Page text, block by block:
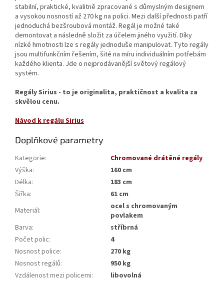
stabilní, praktické, kvalitně zpracované s důmyslným designem
a vysokou nosností až 270 kg na polici. Mezi další přednosti patří
jednoduchá bezšroubová montáž. Regál je možné také
demontovat a následně složit za účelem jiného využití. Díky
nízké hmotnosti lze s regály jednoduše manipulovat. Tyto regály
jsou multifunkčním řešením, šité na míru individuálním potřebám
každého klienta. Jde o nejprodávanější světový regálový
systém.
Regály Sirius - to je originalita, praktičnost a kvalita za
skvělou cenu.
Návod k regálu Sirius
Doplňkové parametry
Kategorie:
Chromované drátěné regály
Výška:
160 cm
Délka:
183 cm
Šířka:
61 cm
Materiál:
ocel s chromovaným
povlakem
Barva:
stříbrná
Počet polic:
4
Nosnost police:
270 kg
Nosnost regálů:
950 kg
Vzdálenost mezi policemi:
libovolná